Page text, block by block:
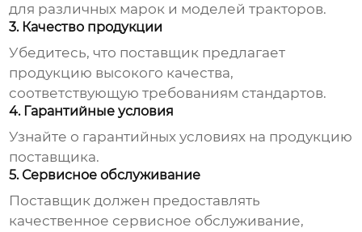
для различных марок и моделей тракторов.
3. Качество продукции
Убедитесь, что поставщик предлагает
продукцию высокого качества,
соответствующую требованиям стандартов.
4. Гарантийные условия
Узнайте о гарантийных условиях на продукцию
поставщика.
5. Сервисное обслуживание
Поставщик должен предоставлять
качественное сервисное обслуживание,